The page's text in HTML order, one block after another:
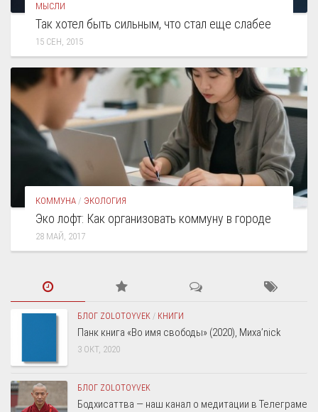
МЫСЛИ
Так хотел быть сильным, что стал еще слабее
15 СЕН, 2015
КОММУНА / ЭКОЛОГИЯ
Эко лофт: Как организовать коммуну в городе
28 МАЙ, 2017
БЛОГ ZOLOTOYVEK / КНИГИ
Панк книга «Во имя свободы» (2020), Миха’nick
3 ОКТ, 2020
БЛОГ ZOLOTOYVEK
Бодхисаттва — наш канал о медитации в Телеграме